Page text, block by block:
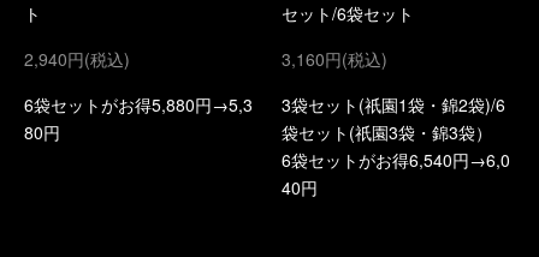
ト
2,940円(税込)
6袋セットがお得5,880円→5,3
80円
セット/6袋セット
3,160円(税込)
3袋セット(祇園1袋・錦2袋)/6
袋セット(祇園3袋・錦3袋）
6袋セットがお得6,540円→6,0
40円